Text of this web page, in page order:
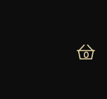
0